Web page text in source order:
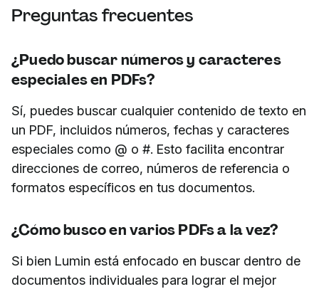
Preguntas frecuentes
¿Puedo buscar números y caracteres
especiales en PDFs?
Sí, puedes buscar cualquier contenido de texto en
un PDF, incluidos números, fechas y caracteres
especiales como @ o #. Esto facilita encontrar
direcciones de correo, números de referencia o
formatos específicos en tus documentos.
¿Cómo busco en varios PDFs a la vez?
Si bien Lumin está enfocado en buscar dentro de
documentos individuales para lograr el mejor